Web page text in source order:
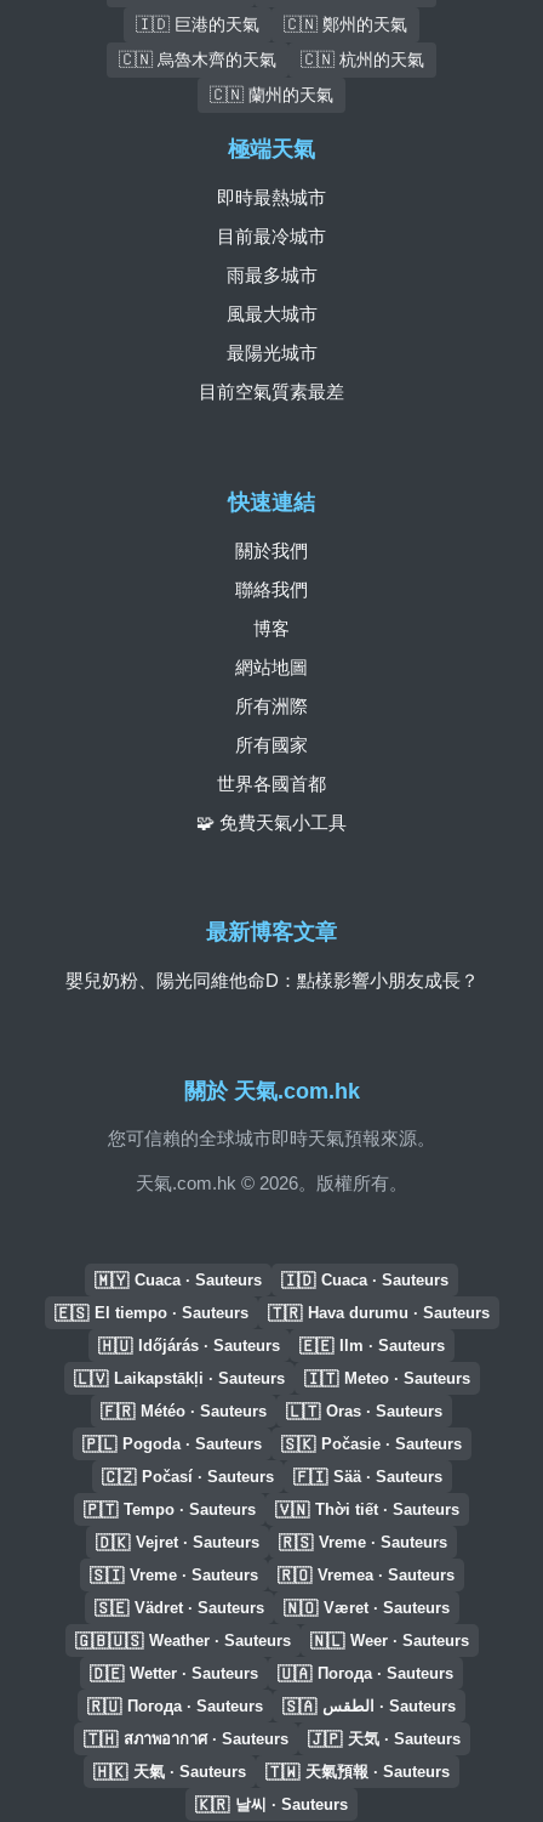
🇮🇩 巨港的天氣
🇨🇳 鄭州的天氣
🇨🇳 烏魯木齊的天氣
🇨🇳 杭州的天氣
🇨🇳 蘭州的天氣
關於 天氣.com.hk
您可信賴的全球城市即時天氣預報來源。
天氣.com.hk © 2026。版權所有。
快速連結
關於我們
聯絡我們
博客
網站地圖
所有洲際
所有國家
世界各國首都
🧩 免費天氣小工具
極端天氣
即時最熱城市
目前最冷城市
雨最多城市
風最大城市
最陽光城市
目前空氣質素最差
最新博客文章
嬰兒奶粉、陽光同維他命D：點樣影響小朋友成長？
🇲🇾 Cuaca · Sauteurs 🇮🇩 Cuaca · Sauteurs
🇪🇸 El tiempo · Sauteurs 🇹🇷 Hava durumu · Sauteurs
🇭🇺 Időjárás · Sauteurs 🇪🇪 Ilm · Sauteurs
🇱🇻 Laikapstākļi · Sauteurs 🇮🇹 Meteo · Sauteurs
🇫🇷 Météo · Sauteurs 🇱🇹 Oras · Sauteurs
🇵🇱 Pogoda · Sauteurs 🇸🇰 Počasie · Sauteurs
🇨🇿 Počasí · Sauteurs 🇫🇮 Sää · Sauteurs
🇵🇹 Tempo · Sauteurs 🇻🇳 Thời tiết · Sauteurs
🇩🇰 Vejret · Sauteurs 🇷🇸 Vreme · Sauteurs
🇸🇮 Vreme · Sauteurs 🇷🇴 Vremea · Sauteurs
🇸🇪 Vädret · Sauteurs 🇳🇴 Været · Sauteurs
🇬🇧🇺🇸 Weather · Sauteurs 🇳🇱 Weer · Sauteurs
🇩🇪 Wetter · Sauteurs 🇺🇦 Погода · Sauteurs
🇷🇺 Погода · Sauteurs 🇸🇦 الطقس · Sauteurs
🇹🇭 สภาพอากาศ · Sauteurs 🇯🇵 天気 · Sauteurs
🇭🇰 天氣 · Sauteurs 🇹🇼 天氣預報 · Sauteurs
🇰🇷 날씨 · Sauteurs